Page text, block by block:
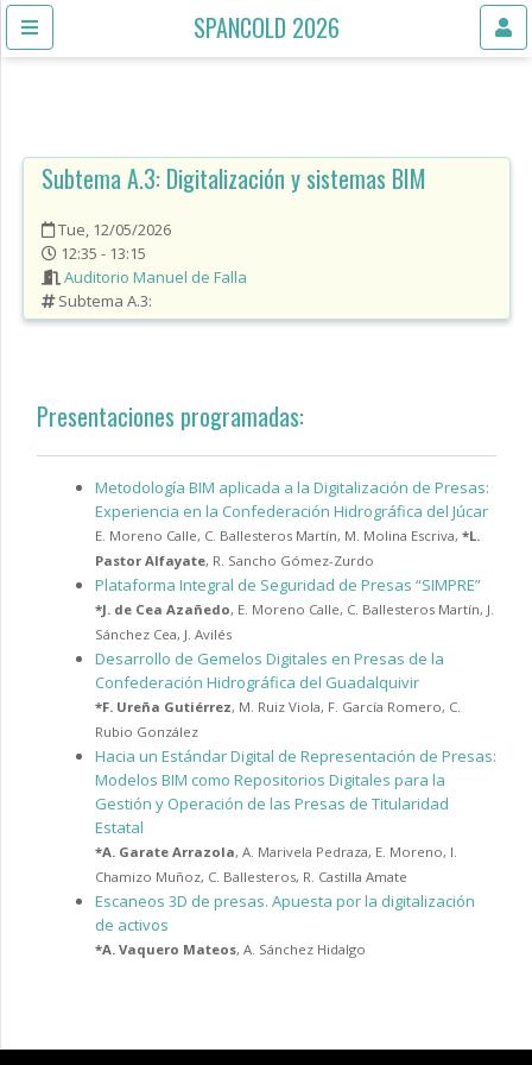
SPANCOLD 2026
Subtema A.3: Digitalización y sistemas BIM
Tue, 12/05/2026
12:35 - 13:15
Auditorio Manuel de Falla
Subtema A.3:
Presentaciones programadas:
Metodología BIM aplicada a la Digitalización de Presas:
Experiencia en la Confederación Hidrográfica del Júcar
E. Moreno Calle, C. Ballesteros Martín, M. Molina Escriva, *L.
Pastor Alfayate, R. Sancho Gómez-Zurdo
Plataforma Integral de Seguridad de Presas “SIMPRE”
*J. de Cea Azañedo, E. Moreno Calle, C. Ballesteros Martín, J.
Sánchez Cea, J. Avilés
Desarrollo de Gemelos Digitales en Presas de la
Confederación Hidrográfica del Guadalquivir
*F. Ureña Gutiérrez, M. Ruiz Viola, F. García Romero, C.
Rubio González
Hacia un Estándar Digital de Representación de Presas:
Modelos BIM como Repositorios Digitales para la
Gestión y Operación de las Presas de Titularidad
Estatal
*A. Garate Arrazola, A. Marivela Pedraza, E. Moreno, I.
Chamizo Muñoz, C. Ballesteros, R. Castilla Amate
Escaneos 3D de presas. Apuesta por la digitalización
de activos
*A. Vaquero Mateos, A. Sánchez Hidalgo